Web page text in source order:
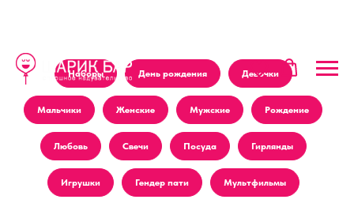
Наборы День рождения Девочки
Мальчики Женские Мужские Рождение
Любовь Свечи Посуда Гирлянды
Игрушки Гендер пати Мультфильмы